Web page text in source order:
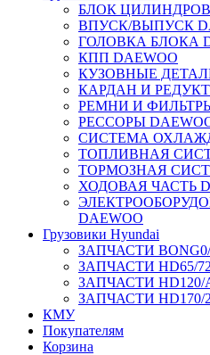
БЛОК ЦИЛИНДРОВ
ВПУСК/ВЫПУСК
ГОЛОВКА БЛОКА
КПП DAEWOO
КУЗОВНЫЕ
КАРДАН И
РЕМНИ И ФИЛЬТРЫ
РЕССОРЫ
СИСТЕМА
ТОПЛИВНАЯ
ТОРМОЗНАЯ
ХОДОВАЯ ЧАСТЬ
DAEWOO
Грузовики Hyundai
ЗАПЧАСТИ BONG0/
ЗАПЧАСТИ HD65/
ЗАПЧАСТИ HD120/
ЗАПЧАСТИ HD170/
КМУ
Покупателям
Корзина